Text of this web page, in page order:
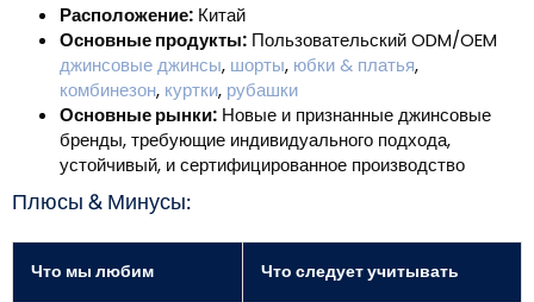
Расположение: Китай
Основные продукты: Пользовательский ODM/OEM
джинсовые джинсы, шорты, юбки & платья,
комбинезон, куртки, рубашки
Основные рынки: Новые и признанные джинсовые
бренды, требующие индивидуального подхода,
устойчивый, и сертифицированное производство
Плюсы & Минусы:
Что мы любим Что следует учитывать